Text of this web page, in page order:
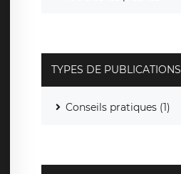
TYPES DE PUBLICATIONS
Conseils pratiques (1)